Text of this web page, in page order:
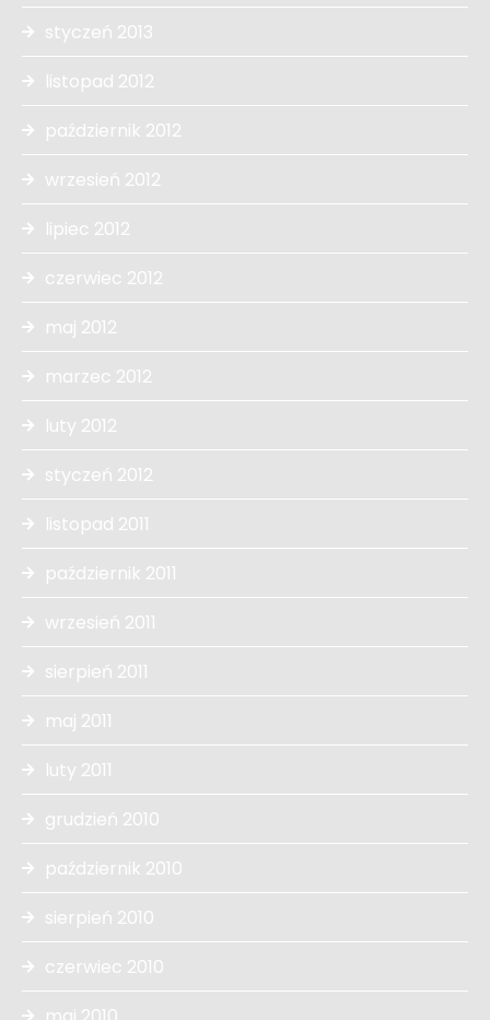
styczeń 2013
listopad 2012
październik 2012
wrzesień 2012
lipiec 2012
czerwiec 2012
maj 2012
marzec 2012
luty 2012
styczeń 2012
listopad 2011
październik 2011
wrzesień 2011
sierpień 2011
maj 2011
luty 2011
grudzień 2010
październik 2010
sierpień 2010
czerwiec 2010